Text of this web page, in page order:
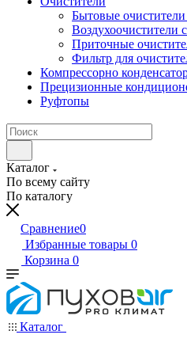
Бытовые очистители
Воздухоочистители
Приточные
Фильтр для
Компрессорно
Прецизионные
Руфтопы
Каталог
По всему сайту
По каталогу
Сравнение0
Избранные товары 0
Корзина 0
Каталог